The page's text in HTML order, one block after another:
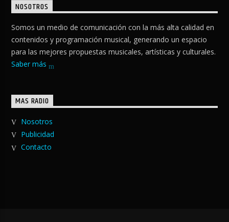
NOSOTROS
Somos un medio de comunicación con la más alta calidad en
contenidos y programación musical, generando un espacio
para las mejores propuestas musicales, artísticas y culturales.
Saber más
MAS RADIO
Nosotros
Publicidad
Contacto